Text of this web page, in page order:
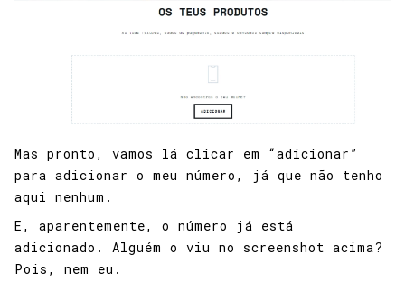
Mas pronto, vamos lá clicar em “adicionar”
para adicionar o meu número, já que não tenho
aqui nenhum.
E, aparentemente, o número já está
adicionado. Alguém o viu no screenshot acima?
Pois, nem eu.